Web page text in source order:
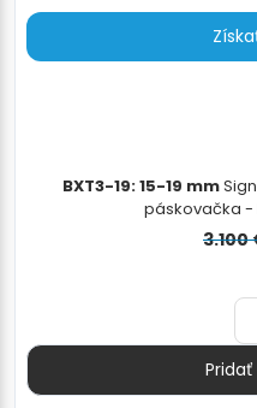
BXT3-19: 15-19 mm
páskovačka -
3.100